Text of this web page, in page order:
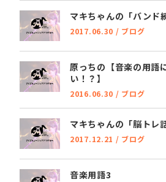
マキちゃんの「バンド
2017.06.30 / ブログ
原っちの【音楽の用語
い！？】
2016.06.30 / ブログ
マキちゃんの「脳トレ
2017.12.21 / ブログ
音楽用語3